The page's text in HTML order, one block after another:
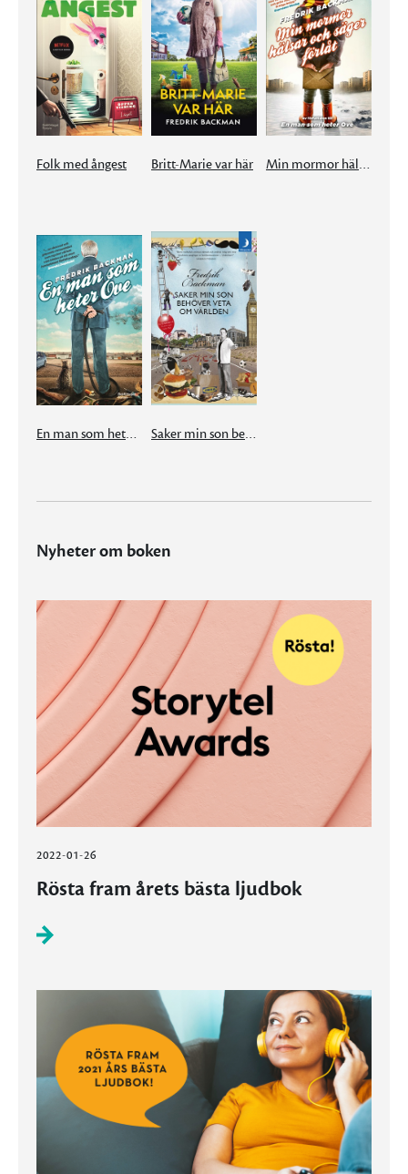
Folk med ångest Britt-Marie var här Min mormor hälsar och säger förlåt
En man som heter Ove Saker min son behöver veta om världen
Nyheter om boken
2022-01-26
Rösta fram årets bästa ljudbok